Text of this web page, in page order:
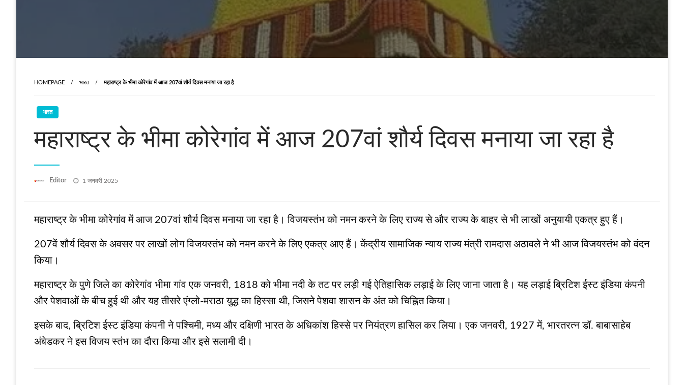
HOMEPAGE भारत महाराष्ट्र के भीमा कोरेगांव में आज 207वां शौर्य दिवस मनाया जा रहा है
भारत
महाराष्ट्र के भीमा कोरेगांव में आज 207वां शौर्य दिवस मनाया जा रहा है
Editor
Posted
1 जनवरी 2025
महाराष्ट्र के भीमा कोरेगांव में आज 207वां शौर्य दिवस मनाया जा रहा है। विजयस्तंभ को नमन करने के लिए राज्‍य से और राज्य के बाहर से भी लाखों अनुयायी एकत्र हुए हैं।
207वें शौर्य दिवस के अवसर पर लाखों लोग विजयस्तंभ को नमन करने के लिए एकत्र आए हैं। केंद्रीय सामाजिक न्याय राज्य मंत्री रामदास अठावले ने भी आज विजयस्तंभ को वंदन
किया।
महाराष्ट्र के पुणे जिले का कोरेगांव भीमा गांव एक जनवरी, 1818 को भीमा नदी के तट पर लड़ी गई ऐतिहासिक लड़ाई के लिए जाना जाता है। यह लड़ाई ब्रिटिश ईस्ट इंडिया कंपनी
और पेशवाओं के बीच हुई थी और यह तीसरे एंग्लो-मराठा युद्ध का हिस्सा थी, जिसने पेशवा शासन के अंत को चिह्नित किया।
इसके बाद, ब्रिटिश ईस्ट इंडिया कंपनी ने पश्चिमी, मध्य और दक्षिणी भारत के अधिकांश हिस्से पर नियंत्रण हासिल कर लिया। एक जनवरी, 1927 में, भारतरत्न डॉ. बाबासाहेब
अंबेडकर ने इस विजय स्तंभ का दौरा किया और इसे सलामी दी।